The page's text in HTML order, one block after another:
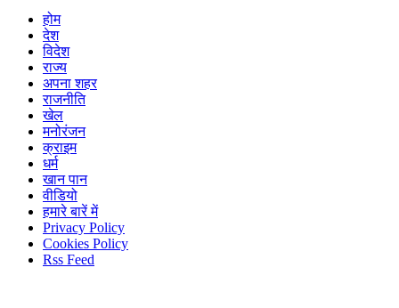
होम
देश
विदेश
राज्य
अपना शहर
राजनीति
खेल
मनोरंजन
क्राइम
धर्म
खान पान
वीडियो
हमारे बारें में
Privacy Policy
Cookies Policy
Rss Feed